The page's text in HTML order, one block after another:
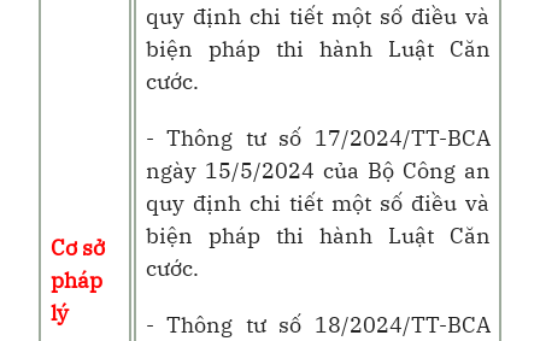
Cơ sở
pháp
lý
quy định chi tiết một số điều và
biện pháp thi hành Luật Căn
cước.
- Thông tư số 17/2024/TT-BCA
ngày 15/5/2024 của Bộ Công an
quy định chi tiết một số điều và
biện pháp thi hành Luật Căn
cước.
- Thông tư số 18/2024/TT-BCA